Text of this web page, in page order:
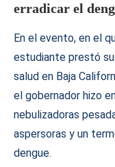
erradicar el
En el evento, en el
estudiante prestó
salud en Baja
el gobernador hizo
nebulizadoras
aspersoras y un
dengue.